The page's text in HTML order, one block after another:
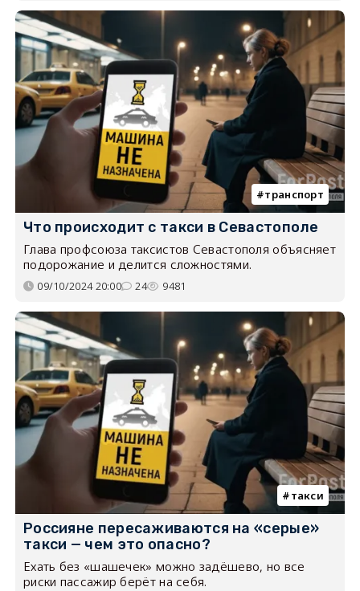
транспорт
Что происходит с такси в Севастополе
Глава профсоюза таксистов Севастополя объясняет
подорожание и делится сложностями.
09/10/2024 20:00 24 9481
такси
Россияне пересаживаются на «серые»
такси — чем это опасно?
Ехать без «шашечек» можно задёшево, но все
риски пассажир берёт на себя.